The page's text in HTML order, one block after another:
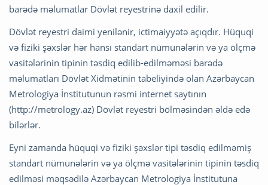
barədə məlumatlar Dövlət reyestrinə daxil edilir.
Dövlət reyestri daimi yenilənir, ictimaiyyətə açıqdır. Hüquqi
və fiziki şəxslər hər hansı standart nümunələrin və ya ölçmə
vasitələrinin tipinin təsdiq edilib-edilməməsi barədə
məlumatları Dövlət Xidmətinin tabeliyində olan Azərbaycan
Metrologiya İnstitutunun rəsmi internet saytının
(http://metrology.az) Dövlət reyestri bölməsindən əldə edə
bilərlər.
Eyni zamanda hüquqi və fiziki şəxslər tipi təsdiq edilməmiş
standart nümunələrin və ya ölçmə vasitələrinin tipinin təsdiq
edilməsi məqsədilə Azərbaycan Metrologiya İnstitutuna